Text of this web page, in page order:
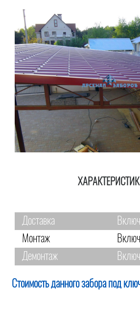
Доставка
Монтаж
Демонтаж
Стоимость данного забора под